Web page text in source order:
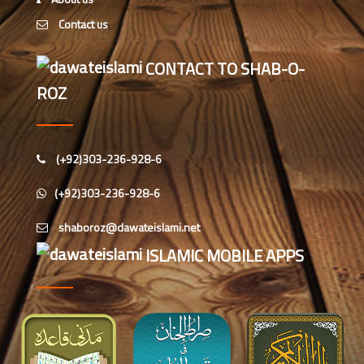
ہیں، علامہ مولانا الیاس عطار قادری
اس ہفتے کا رسالہ ” اللہ والوں کے 12
واقعات (قسط: 1) “
سید مختار اشرف رضوی صاحب کی اہلیہ
کے انتقال پر امیر اہلسنت کی تعزیت
اس ہفتے کا رسالہ ”اللہ کا خوف“
اس دور میں صالحین کی پہچان کا معیار
اعلیٰ حضر ت امام احمد رضا ہیں، مولانا
الیاس عطار قادری
اس ہفتے کا رسالہ ” زبان کی حفاظت کی
اہمیت“
Contact us
CONTACT TO SHAB-O-
ROZ
(+92)303-236-928-6
(+92)303-236-928-6
ISLAMIC MOBILE APPS